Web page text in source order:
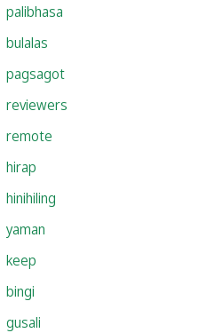
palibhasa
bulalas
pagsagot
reviewers
remote
hirap
hinihiling
yaman
keep
bingi
gusali